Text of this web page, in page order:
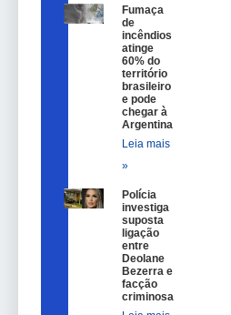
Fumaça
de
incêndios
atinge
60% do
território
brasileiro
e pode
chegar à
Argentina
Leia mais
»
Polícia
investiga
suposta
ligação
entre
Deolane
Bezerra e
facção
criminosa